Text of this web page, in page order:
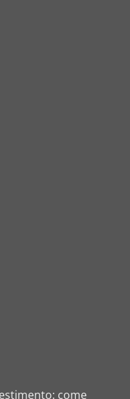
come